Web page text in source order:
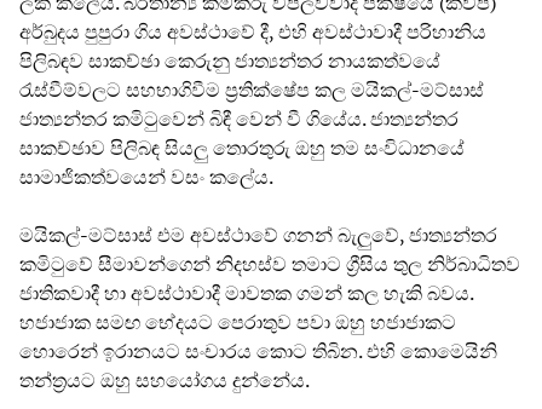
අර්බුදය පුපුරා ගිය අවස්ථාවේ දී, එහි අවස්ථාවාදී පරිහානිය
පිලිබඳව සාකච්ඡා කෙරුනු ජාත්‍යන්තර නායකත්වයේ
රැස්වීම්වලට සහභාගිවීම ප්‍රතික්ෂේප කල මයිකල්-මට්සාස්
ජාත්‍යන්තර කමිටුවෙන් බිඳී වෙන් වී ගියේය. ජාත්‍යන්තර
සාකච්ඡාව පිලිබඳ සියලු තොරතුරු ඔහු තම සංවිධානයේ
සාමාජිකත්වයෙන් වසං කලේය.
මයිකල්-මට්සාස් එම අවස්ථාවේ ගනන් බැලුවේ, ජාත්‍යන්තර
කමිටුවේ සීමාවන්ගෙන් නිදහස්ව තමාට ග්‍රීසිය තුල නිර්බාධිතව
ජාතිකවාදී හා අවස්ථාවාදී මාවතක ගමන් කල හැකි බවය.
හජාජාක සමඟ භේදයට පෙරාතුව පවා ඔහු හජාජාකට
හොරෙන් ඉරානයට සංචාරය කොට තිබින. එහි කොමෙයිනි
තන්ත්‍රයට ඔහු සහයෝගය දුන්නේය.